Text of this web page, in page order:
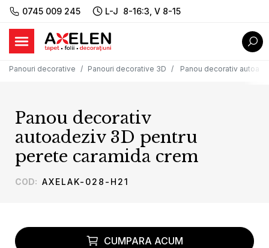
0745 009 245 L-J 8-16:3, V 8-15
Panouri decorative Panouri decorative 3D Panou decorativ
CUMPARA ACUM
Panou decorativ
autoadeziv 3D pentru
perete caramida crem
COD: AXELAK-028-H21